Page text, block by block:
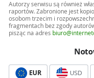
Autorzy serwisu są również
raportów. Zabronione jest
osobom trzecim i
fragmentach bez zgody
pisząc na adres
EUR USD